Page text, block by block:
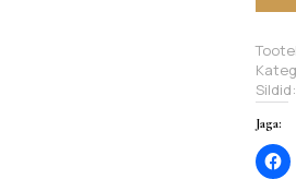
Sildid:
Jaga: